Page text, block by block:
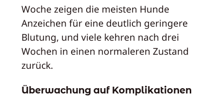
Woche zeigen die meisten Hunde
Anzeichen für eine deutlich geringere
Blutung, und viele kehren nach drei
Wochen in einen normaleren Zustand
zurück.
Überwachung auf Komplikationen